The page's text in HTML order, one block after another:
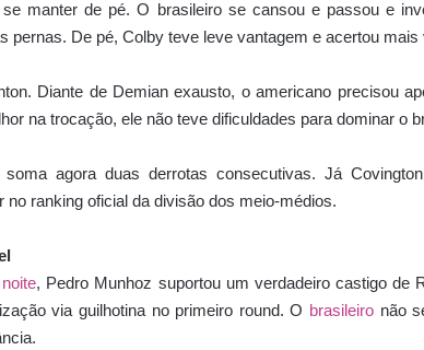
manter de pé. O brasileiro se cansou e passou e
pernas. De pé, Colby teve leve vantagem e acertou mais
Diante de Demian exausto, o americano precisou
na trocação, ele não teve dificuldades para dominar o
agora duas derrotas consecutivas. Já
ranking oficial da divisão dos meio-médios.
, Pedro Munhoz suportou um verdadeiro castigo de
via guilhotina no primeiro round. O brasileiro não